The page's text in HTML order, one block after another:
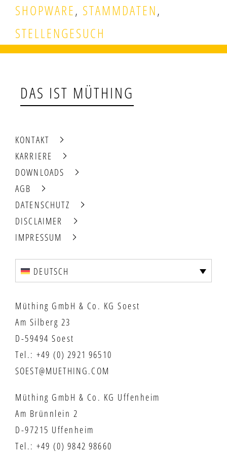
SHOPWARE, STAMMDATEN,
STELLENGESUCH
DAS IST MÜTHING
KONTAKT
KARRIERE
DOWNLOADS
AGB
DATENSCHUTZ
DISCLAIMER
IMPRESSUM
DEUTSCH
Müthing GmbH & Co. KG Soest
Am Silberg 23
D-59494 Soest
Tel.: +49 (0) 2921 96510
SOEST@MUETHING.COM
Müthing GmbH & Co. KG Uffenheim
Am Brünnlein 2
D-97215 Uffenheim
Tel.: +49 (0) 9842 98660